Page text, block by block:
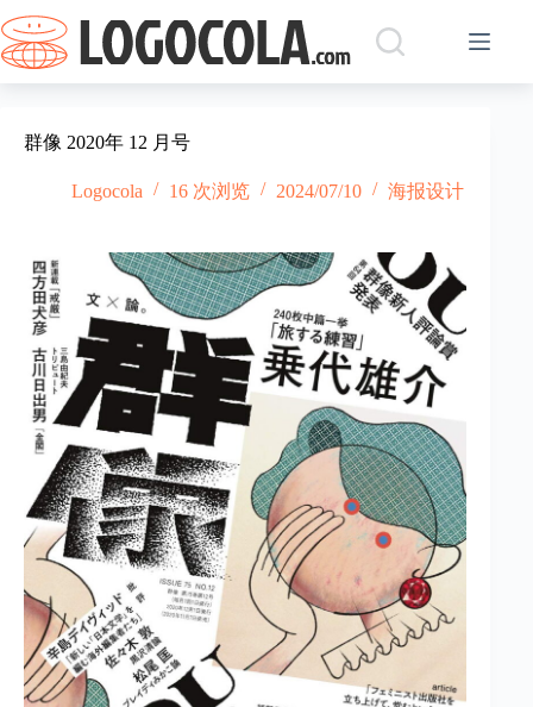
过
内
容
群像 2020年 12 月号
Logocola 16 次浏览 2024/07/10 海报设计